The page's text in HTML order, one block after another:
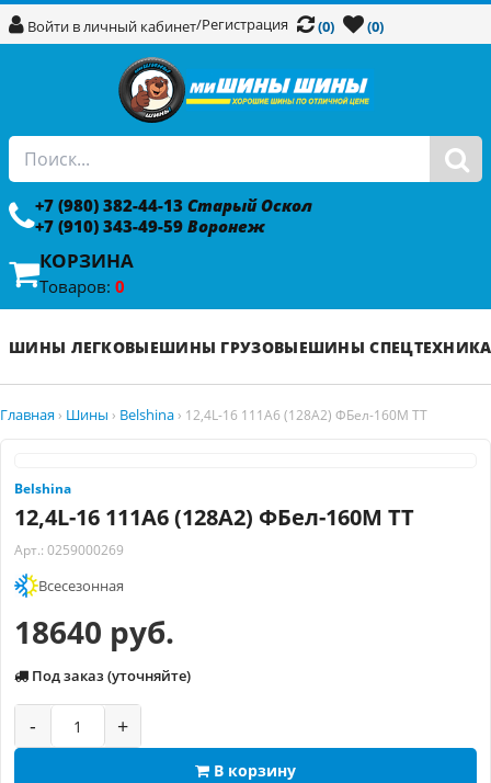
Войти в личный кабинет/Регистрация (0) (0)
+7 (980) 382-44-13 Старый Оскол
+7 (910) 343-49-59 Воронеж
КОРЗИНА
Товаров: 0
ШИНЫ ЛЕГКОВЫЕШИНЫ ГРУЗОВЫЕШИНЫ СПЕЦТЕХНИКА
Главная › Шины › Belshina › 12,4L-16 111A6 (128A2) ФБел-160М TT
Belshina
12,4L-16 111A6 (128A2) ФБел-160М TT
Арт.: 0259000269
Всесезонная
18640 руб.
Под заказ (уточняйте)
- +
В корзину